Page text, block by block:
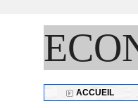
ACCUEIL